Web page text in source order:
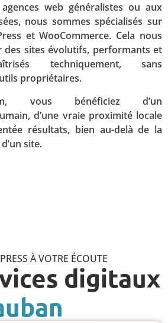
web généralistes ou aux
nous sommes spécialisés sur
et WooCommerce. Cela nous
des sites évolutifs, performants et
techniquement, sans
propriétaires.
vous bénéficiez d’un
d’une vraie proximité locale
résultats, bien au-delà de la
site.
À VOTRE ÉCOUTE
digitaux